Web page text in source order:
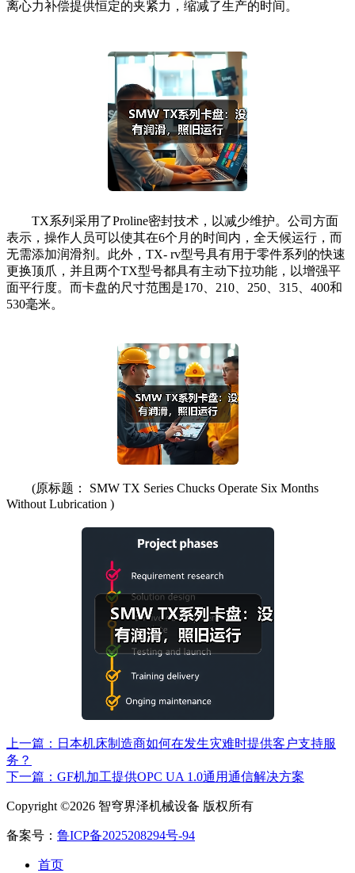
离心力补偿提供恒定的夹紧力，缩减了生产的时间。
TX系列采用了Proline密封技术，以减少维护。公司方面
表示，操作人员可以使其在6个月的时间内，全天候运行，而
无需添加润滑剂。此外，TX- rv型号具有用于零件系列的快速
更换顶爪，并且两个TX型号都具有主动下拉功能，以增强平
面平行度。而卡盘的尺寸范围是170、210、250、315、400和
530毫米。
(原标题： SMW TX Series Chucks Operate Six Months
Without Lubrication )
上一篇：日本机床制造商如何在发生灾难时提供客户支持服
务？
下一篇：GF机加工提供OPC UA 1.0通用通信解决方案
Copyright ©2026 智穹界泽机械设备 版权所有
备案号： 鲁ICP备2025208294号-94
首页